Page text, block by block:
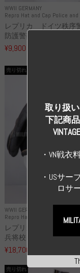
WWII GERMANY
Repro Hat and Cap Police
レプリカ ドイツ秩序
防護警察 クラッシュキ
¥9,900
WWII GERMANY
Repro Hat and Cap SS and
売り切れ
レプリカ 武装親衛隊
兵将校 クラッシュキ
¥18,700
売り切れ
取り扱
下記商品
・VN戦衣
・USサ
ロサ